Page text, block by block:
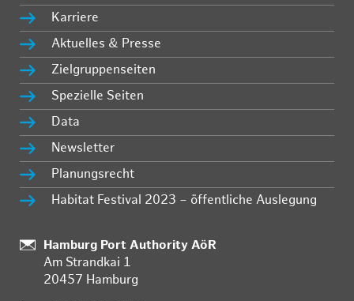
Karriere
Aktuelles & Presse
Zielgruppenseiten
Spezielle Seiten
Data
Newsletter
Planungsrecht
Habitat Festival 2023 – öffentliche Auslegung
:
Hamburg Port Authority AöR
Am Strandkai 1
20457 Hamburg